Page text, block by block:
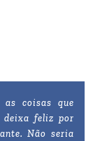
as coisas que
deixa feliz por
Não seria